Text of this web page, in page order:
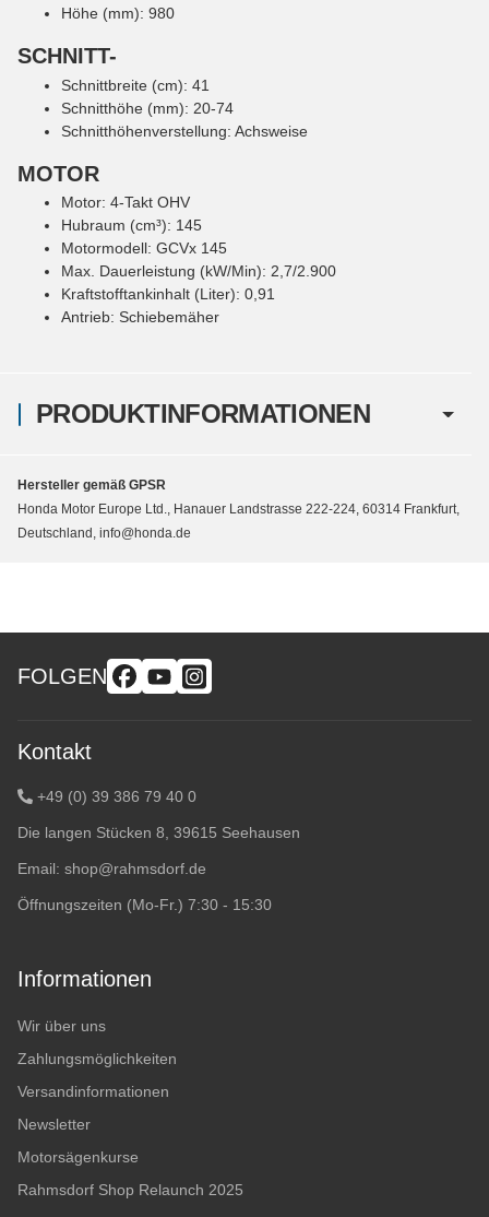
PRODUKTINFORMATIONEN
Höhe (mm): 980
SCHNITT-
Schnittbreite (cm): 41
Schnitthöhe (mm): 20-74
Schnitthöhenverstellung: Achsweise
MOTOR
Motor: 4-Takt OHV
Hubraum (cm³): 145
Motormodell: GCVx 145
Max. Dauerleistung (kW/Min): 2,7/2.900
Kraftstofftankinhalt (Liter): 0,91
Antrieb: Schiebemäher
Hersteller gemäß GPSR
Honda Motor Europe Ltd., Hanauer Landstrasse 222-224, 60314 Frankfurt,
Deutschland, info@honda.de
FOLGEN
Kontakt
+49 (0) 39 386 79 40 0
Die langen Stücken 8, 39615 Seehausen
Email: shop@rahmsdorf.de
Öffnungszeiten (Mo-Fr.) 7:30 - 15:30
Informationen
Wir über uns
Zahlungsmöglichkeiten
Versandinformationen
Newsletter
Motorsägenkurse
Rahmsdorf Shop Relaunch 2025